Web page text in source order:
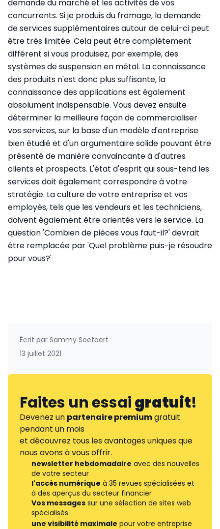
demande du marché et les activités de vos
concurrents. Si je produis du fromage, la demande
de services supplémentaires autour de celui-ci peut
être très limitée. Cela peut être complètement
différent si vous produisez, par exemple, des
systèmes de suspension en métal. La connaissance
des produits n'est donc plus suffisante, la
connaissance des applications est également
absolument indispensable. Vous devez ensuite
déterminer la meilleure façon de commercialiser
vos services, sur la base d'un modèle d'entreprise
bien étudié et d'un argumentaire solide pouvant être
présenté de manière convaincante à d'autres
clients et prospects. L'état d'esprit qui sous-tend les
services doit également correspondre à votre
stratégie. La culture de votre entreprise et vos
employés, tels que les vendeurs et les techniciens,
doivent également être orientés vers le service. La
question 'Combien de pièces vous faut-il?' devrait
être remplacée par 'Quel problème puis-je résoudre
pour vous?'
Écrit par Sammy Soetaert
13 juillet 2021
Faites un essaigratuit!
Devenez un partenaire premiumgratuit
pendant un mois
et découvrez tous les avantages uniques que
nous avons à vous offrir.
newsletter hebdomadaire avec des nouvelles
de votre secteur
l'accès numérique à 35 revues spécialisées et
à des aperçus du secteur financier
Vos messages sur une sélection de sites web
spécialisés
une visibilité maximale pour votre entreprise